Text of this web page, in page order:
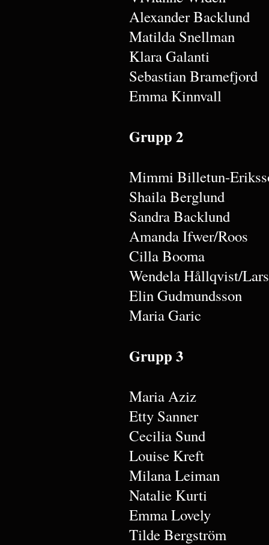
Alexander Backlund
Matilda Snellman
Klara Galanti
Sebastian Bramefjord
Emma Kinnvall
Grupp 2
Mimmi Billetun-
Shaila Berglund
Sandra Backlund
Amanda Ifwer/Roos
Cilla Booma
Wendela Hållqvist/
Elin Gudmundsson
Maria Garic
Grupp 3
Maria Aziz
Etty Sanner
Cecilia Sund
Louise Kreft
Milana Leiman
Natalie Kurti
Emma Lovely
Tilde Bergström